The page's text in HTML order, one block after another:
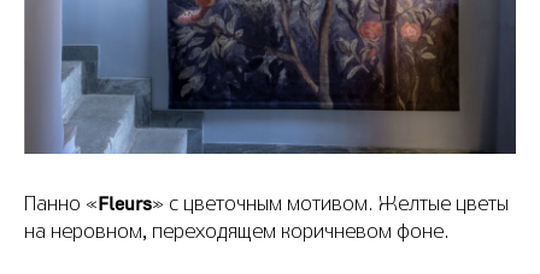
Панно «Fleurs» с цветочным мотивом. Желтые цветы
на неровном, переходящем коричневом фоне.